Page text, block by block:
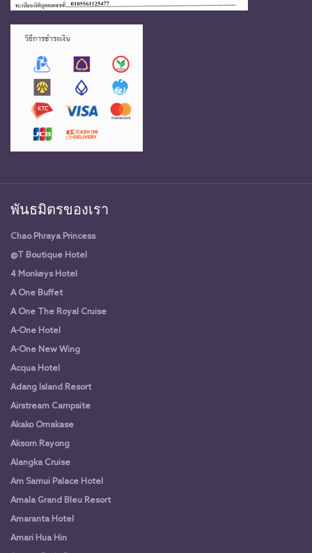
พันธมิตรของเรา
Chao Phraya Princess
@T Boutique Hotel
4 Monkeys Hotel
A One Buffet
A One The Royal Cruise
A-One Hotel
A-One New Wing
Acqua Hotel
Adang Island Resort
Airstream Campsite
Akako Omakase
Aksorn Rayong
Alangka Cruise
Am Samui Palace Hotel
Amala Grand Bleu Resort
Amaranta Hotel
Amari Hua Hin